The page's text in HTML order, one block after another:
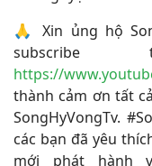
🙏 Xin ủng hộ
https://
thành cảm ơn tất
SongHyVongTv.
các bạn đã yêu
mới phát hành